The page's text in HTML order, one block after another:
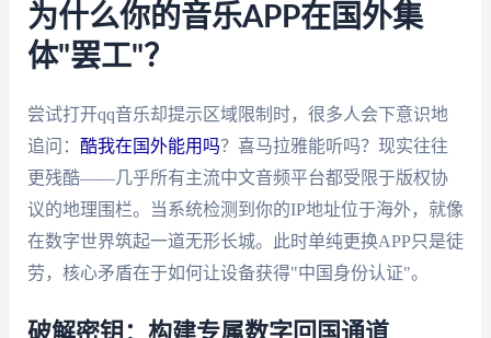
为什么你的音乐APP在国外集
体"罢工"？
尝试打开qq音乐却提示区域限制时，很多人会下意识地
追问： 酷我在国外能用吗？喜马拉雅能听吗？现实往往
更残酷——几乎所有主流中文音频平台都受限于版权协
议的地理围栏。当系统检测到你的IP地址位于海外，就像
在数字世界筑起一道无形长城。此时单纯更换APP只是徒
劳，核心矛盾在于如何让设备获得"中国身份认证"。
破解密钥：构建专属数字回国通道